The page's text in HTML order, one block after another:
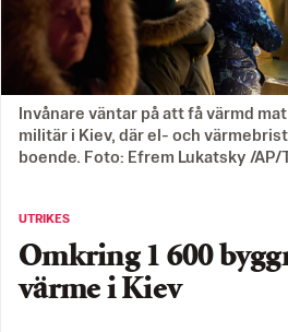
Invånare väntar på att få värmd
militär i Kiev, där el- och
boende. Foto: Efrem Lukatsky /AP/
UTRIKES
Omkring 1 600
värme i Kiev